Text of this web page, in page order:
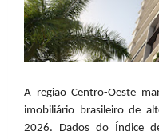
A região Centro-Oeste
imobiliário brasileiro de
2026. Dados do Índice